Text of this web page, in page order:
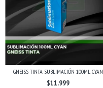
GNEISS TINTA SUBLIMACIÓN 100ML CYAN
$11.999